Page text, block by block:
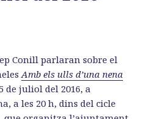
Conill parlaran sobre el
Amb els ulls d’una nena
de juliol del 2016, a
a les 20 h, dins del cicle